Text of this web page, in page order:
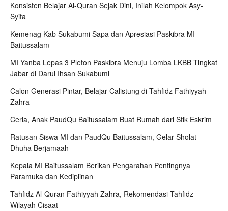
Konsisten Belajar Al-Quran Sejak Dini, Inilah Kelompok Asy-
Syifa
Kemenag Kab Sukabumi Sapa dan Apresiasi Paskibra MI
Baitussalam
MI Yanba Lepas 3 Pleton Paskibra Menuju Lomba LKBB Tingkat
Jabar di Darul Ihsan Sukabumi
Calon Generasi Pintar, Belajar Calistung di Tahfidz Fathiyyah
Zahra
Ceria, Anak PaudQu Baitussalam Buat Rumah dari Stik Eskrim
Ratusan Siswa MI dan PaudQu Baitussalam, Gelar Sholat
Dhuha Berjamaah
Kepala MI Baitussalam Berikan Pengarahan Pentingnya
Paramuka dan Kediplinan
Tahfidz Al-Quran Fathiyyah Zahra, Rekomendasi Tahfidz
Wilayah Cisaat